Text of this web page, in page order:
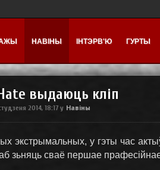
НАВІНЫ ІНТЭРВ'Ю ГУРТЫ
выдаюць кліп
2014, 18:17 у Навіны
экстрымальных, у гэты час
зьняць сваё першае